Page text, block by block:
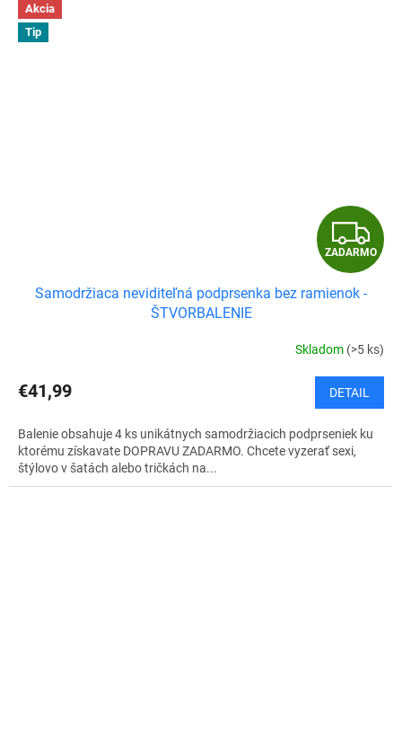
Akcia
Tip
Z
A
A
R
M
ZADARMO
Samodržiaca neviditeľná podprsenka bez ramienok -
ŠTVORBALENIE
Skladom (>5 ks)
€41,99 DETAIL
Balenie obsahuje 4 ks unikátnych samodržiacich podprseniek ku
ktorému získavate DOPRAVU ZADARMO. Chcete vyzerať sexi,
štýlovo v šatách alebo tričkách na...